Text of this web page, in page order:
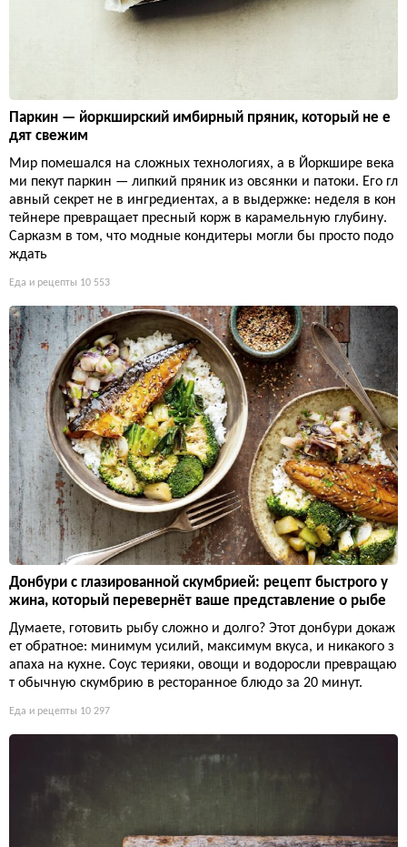
Паркин — йоркширский имбирный пряник, который не е
дят свежим
Мир помешался на сложных технологиях, а в Йоркшире века
ми пекут паркин — липкий пряник из овсянки и патоки. Его гл
авный секрет не в ингредиентах, а в выдержке: неделя в кон
тейнере превращает пресный корж в карамельную глубину.
Сарказм в том, что модные кондитеры могли бы просто подо
ждать
Еда и рецепты 10 553
Донбури с глазированной скумбрией: рецепт быстрого у
жина, который перевернёт ваше представление о рыбе
Думаете, готовить рыбу сложно и долго? Этот донбури докаж
ет обратное: минимум усилий, максимум вкуса, и никакого з
апаха на кухне. Соус терияки, овощи и водоросли превращаю
т обычную скумбрию в ресторанное блюдо за 20 минут.
Еда и рецепты 10 297